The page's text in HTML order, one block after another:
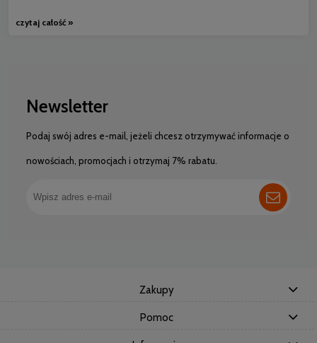
czytaj całość »
Newsletter
Podaj swój adres e-mail, jeżeli chcesz otrzymywać informacje o
nowościach, promocjach i otrzymaj 7% rabatu.
Zakupy
Pomoc